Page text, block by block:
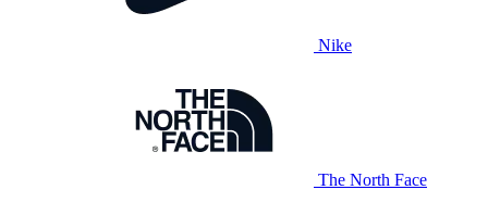
Nike
The North Face